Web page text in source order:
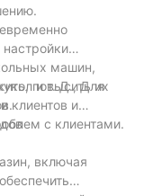
настройки
машин,
и т. Д., Для
повысить их
клиентов и
с клиентами.
включая